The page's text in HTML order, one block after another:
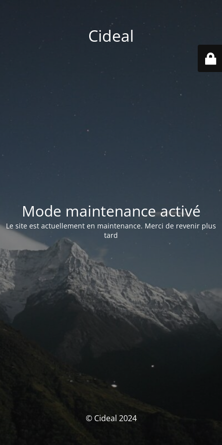
Cideal
Mode maintenance activé
Le site est actuellement en maintenance. Merci de revenir plus
tard
© Cideal 2024